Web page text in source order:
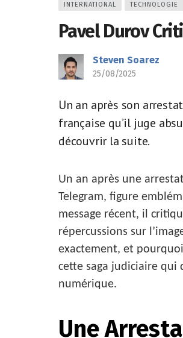
INTERNATIONAL TECHNOLOGIE
Pavel Durov
Steven Soarez
25/08/2025
Un an après son
française qu’il juge
découvrir la suite.
Un an après une
Telegram, figure
message récent, il
répercussions sur
exactement, et
cette saga judiciaire qui
numérique.
Une